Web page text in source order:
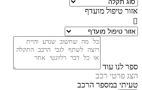
אזור טיפול מועדף
ספר לנו עוד
הצג פרטי רכב
טעיתי במספר הרכב